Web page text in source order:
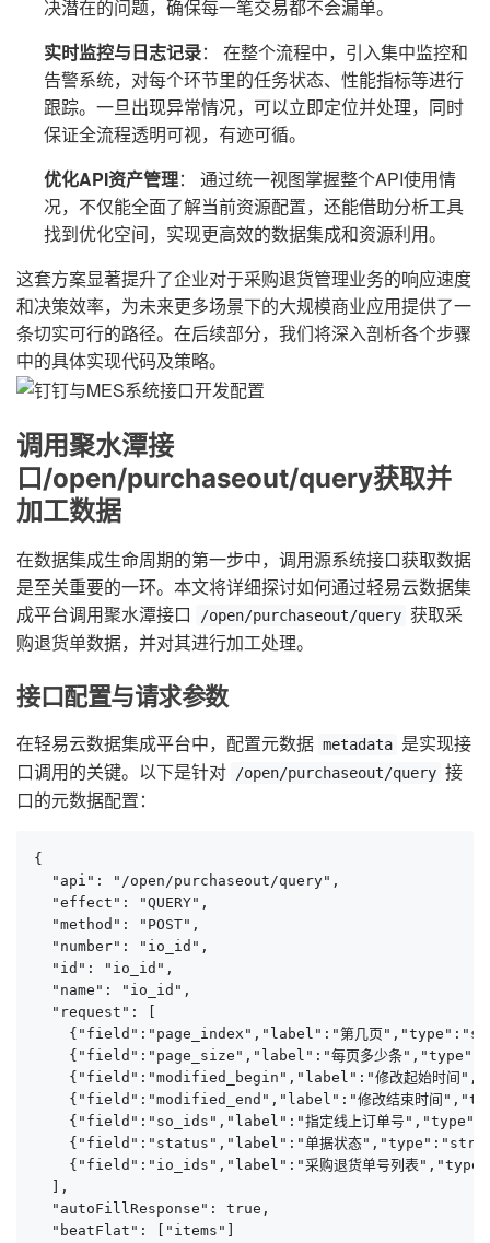
决潜在的问题，确保每一笔交易都不会漏单。
实时监控与日志记录： 在整个流程中，引入集中监控和
告警系统，对每个环节里的任务状态、性能指标等进行
跟踪。一旦出现异常情况，可以立即定位并处理，同时
保证全流程透明可视，有迹可循。
优化API资产管理： 通过统一视图掌握整个API使用情
况，不仅能全面了解当前资源配置，还能借助分析工具
找到优化空间，实现更高效的数据集成和资源利用。
这套方案显著提升了企业对于采购退货管理业务的响应速度
和决策效率，为未来更多场景下的大规模商业应用提供了一
条切实可行的路径。在后续部分，我们将深入剖析各个步骤
中的具体实现代码及策略。
调用聚水潭接
口/open/purchaseout/query获取并
加工数据
在数据集成生命周期的第一步中，调用源系统接口获取数据
是至关重要的一环。本文将详细探讨如何通过轻易云数据集
成平台调用聚水潭接口
/open/purchaseout/query 获取采
购退货单数据，并对其进行加工处理。
接口配置与请求参数
在轻易云数据集成平台中，配置元数据 metadata 是实现接
口调用的关键。以下是针对 /open/purchaseout/query 接
口的元数据配置：
{
  "api": "/open/purchaseout/query",
  "effect": "QUERY",
  "method": "POST",
  "number": "io_id",
  "id": "io_id",
  "name": "io_id",
  "request": [
{"field":"page_index","label":"第几页
{"field":"page_size","label":"每页多少条
{"field":"modified_begin","label":"修改起始时间
{"field":"modified_end","label":"修改结束时间
{"field":"so_ids","label":"指定线上订单号
{"field":"status","label":"单据状态
{"field":"io_ids","label":"采购退货单号列表
  ],
  "autoFillResponse": true,
  "beatFlat": ["items"]